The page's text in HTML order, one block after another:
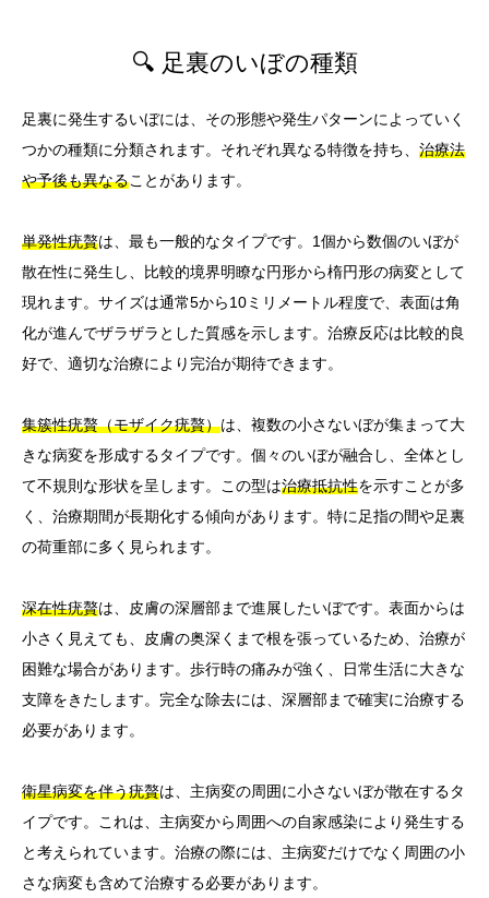
🔍 足裏のいぼの種類
足裏に発生するいぼには、その形態や発生パターンによっていく
つかの種類に分類されます。それぞれ異なる特徴を持ち、 治療法
や予後も異なることがあります。
単発性疣贅は、最も一般的なタイプです。1個から数個のいぼが
散在性に発生し、比較的境界明瞭な円形から楕円形の病変として
現れます。サイズは通常5から10ミリメートル程度で、表面は角
化が進んでザラザラとした質感を示します。治療反応は比較的良
好で、適切な治療により完治が期待できます。
集簇性疣贅（モザイク疣贅）は、複数の小さないぼが集まって大
きな病変を形成するタイプです。個々のいぼが融合し、全体とし
て不規則な形状を呈します。この型は治療抵抗性を示すことが多
く、治療期間が長期化する傾向があります。特に足指の間や足裏
の荷重部に多く見られます。
深在性疣贅は、皮膚の深層部まで進展したいぼです。表面からは
小さく見えても、皮膚の奥深くまで根を張っているため、治療が
困難な場合があります。歩行時の痛みが強く、日常生活に大きな
支障をきたします。完全な除去には、深層部まで確実に治療する
必要があります。
衛星病変を伴う疣贅は、主病変の周囲に小さないぼが散在するタ
イプです。これは、主病変から周囲への自家感染により発生する
と考えられています。治療の際には、主病変だけでなく周囲の小
さな病変も含めて治療する必要があります。